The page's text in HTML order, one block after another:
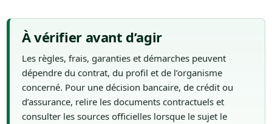
À vérifier avant d’agir
Les règles, frais, garanties et démarches peuvent
dépendre du contrat, du profil et de l’organisme
concerné. Pour une décision bancaire, de crédit ou
d’assurance, relire les documents contractuels et
consulter les sources officielles lorsque le sujet le